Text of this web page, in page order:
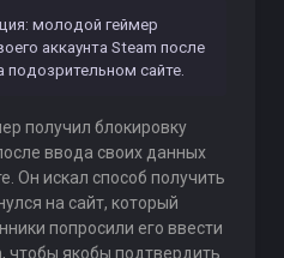
молодой геймер
аккаунта Steam после
сайте.
получил блокировку
ввода своих данных
Он искал способ получить
на сайт, который
попросили его ввести
чтобы якобы подтвердить